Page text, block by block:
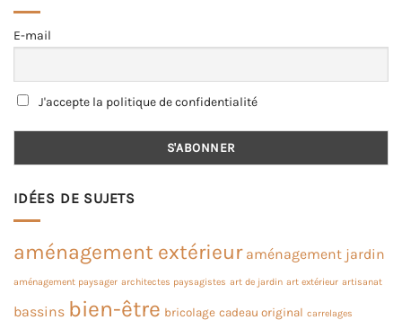
E-mail
J'accepte la politique de confidentialité
IDÉES DE SUJETS
aménagement extérieur aménagement jardin
aménagement paysager architectes paysagistes art de jardin art extérieur artisanat
bassins bien-être bricolage cadeau original carrelages